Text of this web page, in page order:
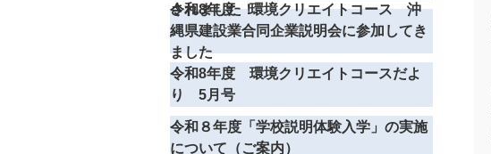
されました！
令和8年度 環境クリエイトコース 沖
縄県建設業合同企業説明会に参加してき
ました
令和8年度 環境クリエイトコースだよ
り 5月号
令和８年度「学校説明体験入学」の実施
について（ご案内）